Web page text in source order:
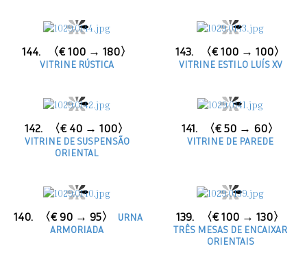
144. 〈€ 100 → 180〉
VITRINE RÚSTICA
143. 〈€ 100 → 100〉
VITRINE ESTILO LUÍS XV
142. 〈€ 40 → 100〉
VITRINE DE SUSPENSÃO
ORIENTAL
141. 〈€ 50 → 60〉
VITRINE DE PAREDE
140. 〈€ 90 → 95〉
URNA
ARMORIADA
139. 〈€ 100 → 130〉
TRÊS MESAS DE ENCAIXAR
ORIENTAIS